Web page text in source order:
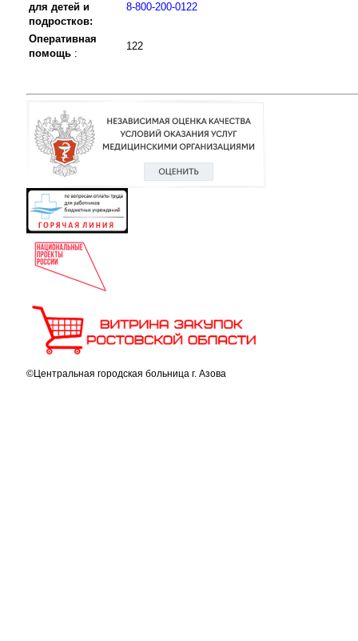
для детей и
подростков:
8-800-200-0122
Оперативная
помощь :
122
©Центральная городская больница г. Азова